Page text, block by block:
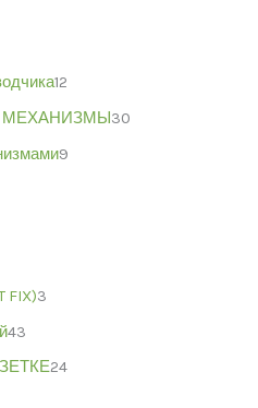
12
30
9
FIX)3
43
24